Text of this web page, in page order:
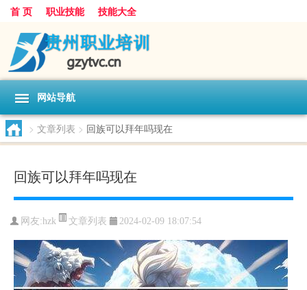
首 页 职业技能 技能大全
网站导航
> 文章列表 > 回族可以拜年吗现在
回族可以拜年吗现在
网友:hzk 文章列表 2024-02-09 18:07:54